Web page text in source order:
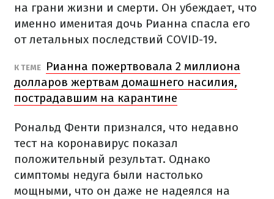
на грани жизни и смерти. Он убеждает, что
именно именитая дочь Рианна спасла его
от летальных последствий COVID-19.
К ТЕМЕ
Рианна пожертвовала 2 миллиона
долларов жертвам домашнего насилия,
пострадавшим на карантине
Рональд Фенти признался, что недавно
тест на коронавирус показал
положительный результат. Однако
симптомы недуга были настолько
мощными, что он даже не надеялся на